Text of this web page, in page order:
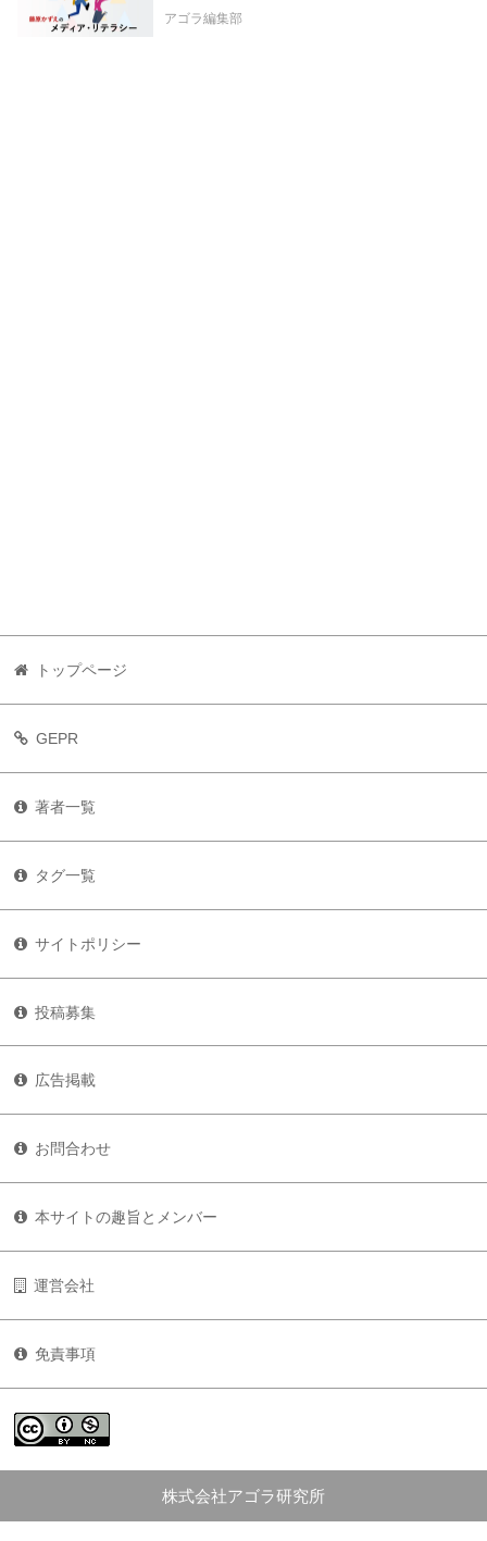
アゴラ編集部
トップページ
GEPR
著者一覧
タグ一覧
サイトポリシー
投稿募集
広告掲載
お問合わせ
本サイトの趣旨とメンバー
運営会社
免責事項
株式会社アゴラ研究所